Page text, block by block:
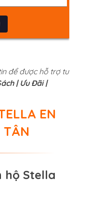
để được hỗ trợ tư
| Ưu Đãi |
EN
TÂN
hộ Stella